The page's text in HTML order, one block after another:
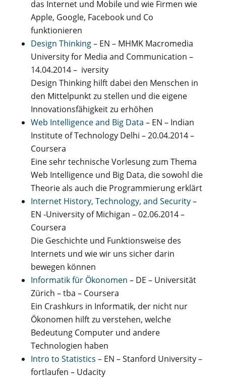
das Internet und Mobile und wie Firmen wie
Apple, Google, Facebook und Co
funktionieren
Design Thinking– EN – MHMK Macromedia
University for Media and Communication –
14.04.2014 – iversity
Design Thinking hilft dabei den Menschen in
den Mittelpunkt zu stellen und die eigene
Innovationsfähigkeit zu erhöhen
Web Intelligence and Big Data – EN – Indian
Institute of Technology Delhi – 20.04.2014 –
Coursera
Eine sehr technische Vorlesung zum Thema
Web Intelligence und Big Data, die sowohl die
Theorie als auch die Programmierung erklärt
Internet History, Technology, and Security–
EN -University of Michigan – 02.06.2014 –
Coursera
Die Geschichte und Funktionsweise des
Internets und wie wir uns sicher darin
bewegen können
Informatik für Ökonomen – DE – Universität
Zürich – tba – Coursera
Ein Crashkurs in Informatik, der nicht nur
Ökonomen hilft zu verstehen, welche
Bedeutung Computer und andere
Technologien haben
Intro to Statistics – EN – Stanford University –
fortlaufen – Udacity